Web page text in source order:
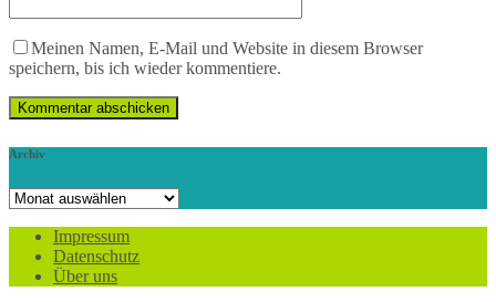
Meinen Namen, E-Mail und Website in diesem Browser
speichern, bis ich wieder kommentiere.
Archiv
Archiv
Impressum
Datenschutz
Über uns